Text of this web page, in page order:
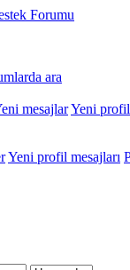
Forumu
ara
mesajlarYeni profil
Yeni profil mesajları